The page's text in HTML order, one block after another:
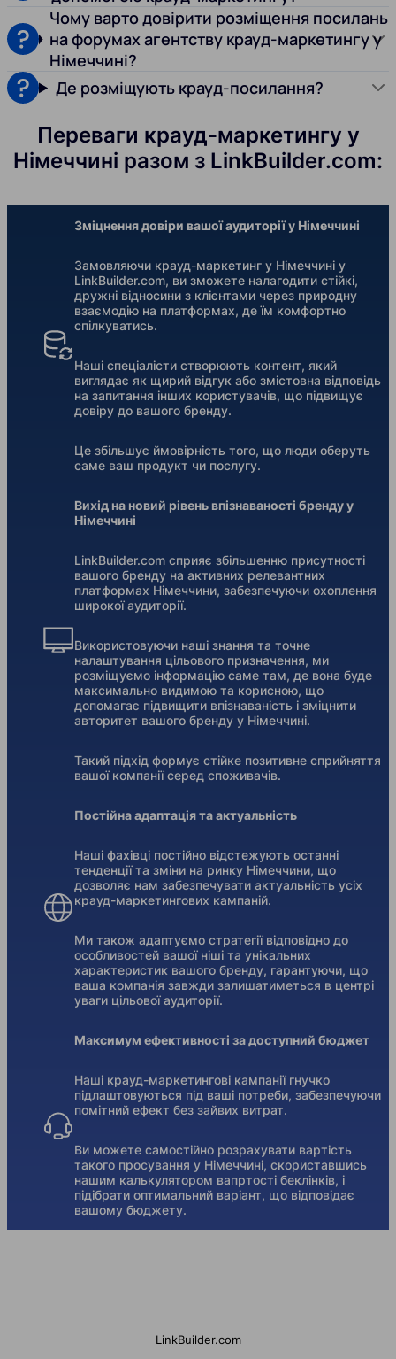
Чому варто довірити розміщення посилань
на форумах агентству крауд-маркетингу у
Німеччині?
Де розміщують крауд-посилання?
Переваги крауд-маркетингу у
Німеччині разом з LinkBuilder.com:
Зміцнення довіри вашої аудиторії у Німеччині
Замовляючи крауд-маркетинг у Німеччині у
LinkBuilder.com, ви зможете налагодити стійкі,
дружні відносини з клієнтами через природну
взаємодію на платформах, де їм комфортно
спілкуватись.
Наші спеціалісти створюють контент, який
виглядає як щирий відгук або змістовна відповідь
на запитання інших користувачів, що підвищує
довіру до вашого бренду.
Це збільшує ймовірність того, що люди оберуть
саме ваш продукт чи послугу.
Вихід на новий рівень впізнаваності бренду у
Німеччині
LinkBuilder.com сприяє збільшенню присутності
вашого бренду на активних релевантних
платформах Німеччини, забезпечуючи охоплення
широкої аудиторії.
Використовуючи наші знання та точне
налаштування цільового призначення, ми
розміщуємо інформацію саме там, де вона буде
максимально видимою та корисною, що
допомагає підвищити впізнаваність і зміцнити
авторитет вашого бренду у Німеччині.
Такий підхід формує стійке позитивне сприйняття
вашої компанії серед споживачів.
Постійна адаптація та актуальність
Наші фахівці постійно відстежують останні
тенденції та зміни на ринку Німеччини, що
дозволяє нам забезпечувати актуальність усіх
крауд-маркетингових кампаній.
Ми також адаптуємо стратегії відповідно до
особливостей вашої ніші та унікальних
характеристик вашого бренду, гарантуючи, що
ваша компанія завжди залишатиметься в центрі
уваги цільової аудиторії.
Максимум ефективності за доступний бюджет
Наші крауд-маркетингові кампанії гнучко
підлаштовуються під ваші потреби, забезпечуючи
помітний ефект без зайвих витрат.
Ви можете самостійно розрахувати вартість
такого просування у Німеччині, скориставшись
нашим калькулятором вапртості беклінків, і
підібрати оптимальний варіант, що відповідає
вашому бюджету.
LinkBuilder.com